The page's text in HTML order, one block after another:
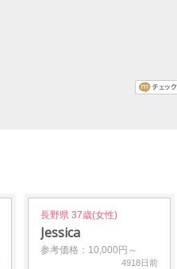
長野県 37歳(女性)
Jessica
参考価格：10,000円～
4918日前